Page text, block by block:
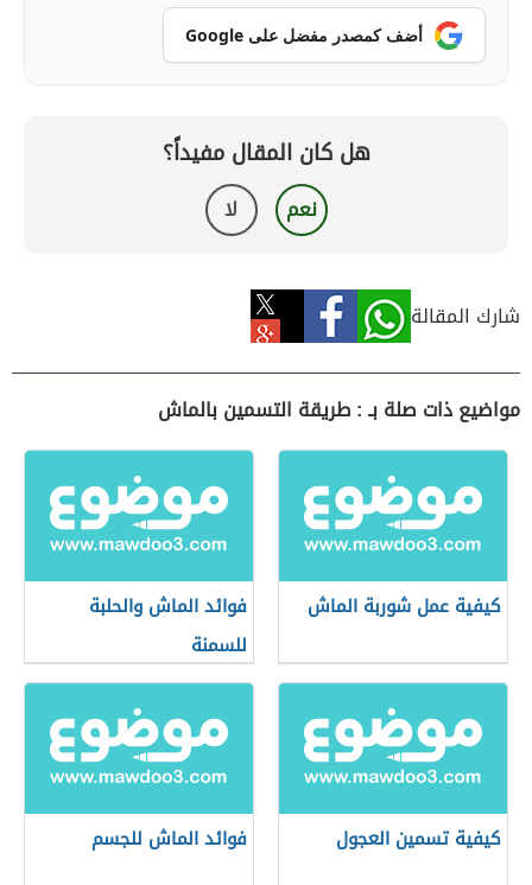
أضف كمصدر مفضل على Google
هل كان المقال مفيداً؟
نعم لا
شارك المقالة
مواضيع ذات صلة بـ : طريقة التسمين بالماش
كيفية عمل شوربة الماش
فوائد الماش والحلبة
للسمنة
كيفية تسمين العجول فوائد الماش للجسم